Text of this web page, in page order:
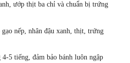
ướp thịt ba chỉ và chuẩn bị trứng
nếp, nhân đậu xanh, thịt, trứng
5 tiếng, đảm bảo bánh luôn ngập